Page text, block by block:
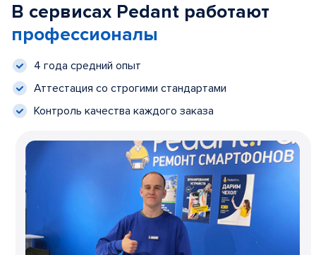
В сервисах Pedant работают
профессионалы
4 года средний опыт
Аттестация со строгими стандартами
Контроль качества каждого заказа